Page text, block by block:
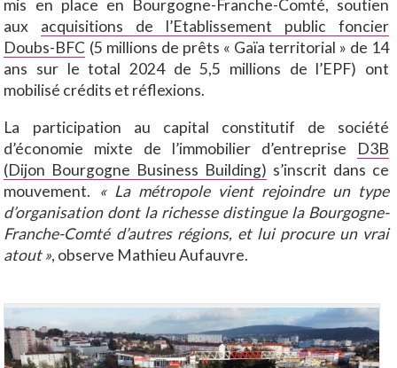
mis en place en Bourgogne-Franche-Comté, soutien
aux acquisitions de l’Etablissement public foncier
Doubs-BFC (5 millions de prêts « Gaïa territorial » de 14
ans sur le total 2024 de 5,5 millions de l’EPF) ont
mobilisé crédits et réflexions.
La participation au capital constitutif de société
d’économie mixte de l’immobilier d’entreprise D3B
(Dijon Bourgogne Business Building) s’inscrit dans ce
mouvement. « La métropole vient rejoindre un type
d’organisation dont la richesse distingue la Bourgogne-
Franche-Comté d’autres régions, et lui procure un vrai
atout », observe Mathieu Aufauvre.